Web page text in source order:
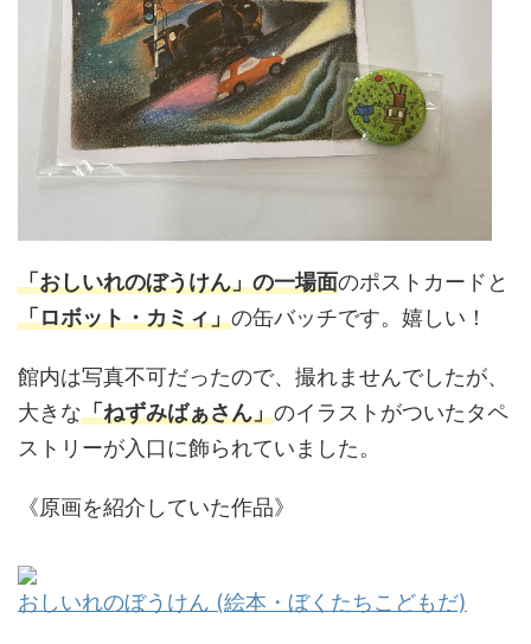
「おしいれのぼうけん」の一場面のポストカードと
「ロボット・カミィ」の缶バッチです。嬉しい！
館内は写真不可だったので、撮れませんでしたが、
大きな「ねずみばぁさん」のイラストがついたタペ
ストリーが入口に飾られていました。
《原画を紹介していた作品》
おしいれのぼうけん (絵本・ぼくたちこどもだ)